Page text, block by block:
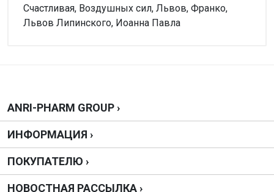
Счастливая, Воздушных сил, Львов, Франко,
Львов Липинского, Иоанна Павла
Нельзя, нужен рецепт.
Дозировка
Написать отзыв
Оценка
ANRI-PHARM GROUP ›
ИНФОРМАЦИЯ ›
ПОКУПАТЕЛЮ ›
НОВОСТНАЯ РАССЫЛКА ›